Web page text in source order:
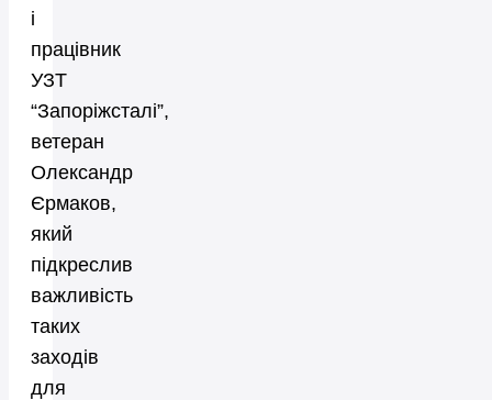
і
працівник
УЗТ
“Запоріжсталі”,
ветеран
Олександр
Єрмаков,
який
підкреслив
важливість
таких
заходів
для